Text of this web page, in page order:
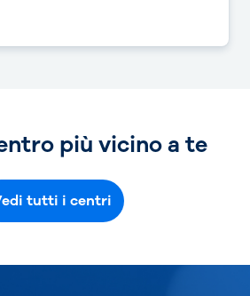
più vicino a te
tutti i centri